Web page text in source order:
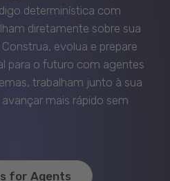
determinística com
diretamente sobre sua
evolua e prepare
para o futuro com agentes
trabalham junto à sua
mais rápido sem
for Agents